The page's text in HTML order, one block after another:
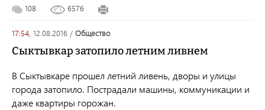
108 6576
17:54, 12.08.2016 / общество
Сыктывкар затопило летним ливнем
В Сыктывкаре прошел летний ливень, дворы и улицы
города затопило. Пострадали машины, коммуникации и
даже квартиры горожан.